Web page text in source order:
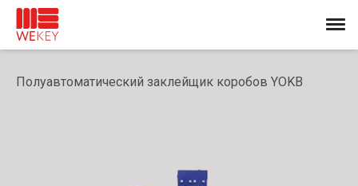
Полуавтоматический заклейщик коробов YOKB